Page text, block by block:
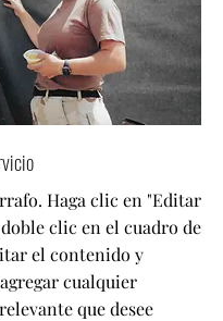
Haga clic en "Editar
clic en el cuadro de
el contenido y
cualquier
que desee